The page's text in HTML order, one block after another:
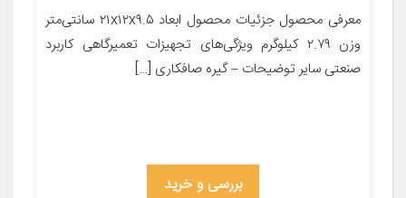
معرفی محصول جزئیات محصول ابعاد ۲۱x۱۲x۹.۵ سانتی‌متر
وزن ۲.۷۹ کیلوگرم ویژگی‌های تجهیزات تعمیرگاهی کاربرد
صنعتی سایر توضیحات – گیره صافکاری […]
بررسی و خرید